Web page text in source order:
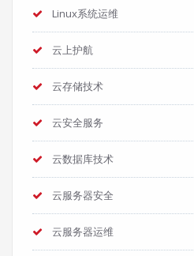
Linux系统运维
云上护航
云存储技术
云安全服务
云数据库技术
云服务器安全
云服务器运维